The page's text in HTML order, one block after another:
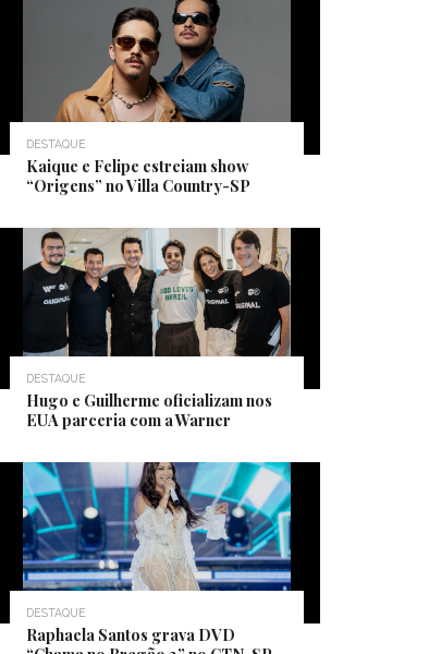
DESTAQUE
Kaique e Felipe estreiam show
“Origens” no Villa Country-SP
DESTAQUE
Hugo e Guilherme oficializam nos
EUA parceria com a Warner
DESTAQUE
Raphaela Santos grava DVD